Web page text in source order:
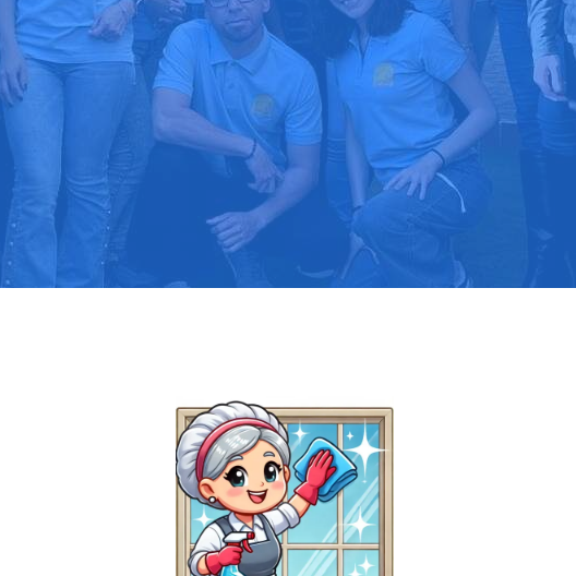
1000 clientes confían en nosotros